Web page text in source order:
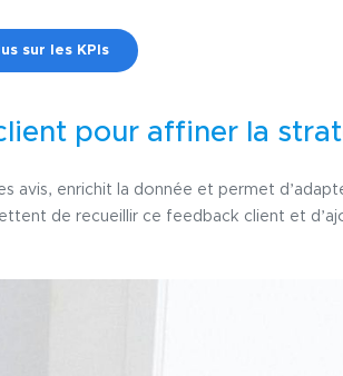
sur les KPIs
pour affiner la
avis, enrichit la donnée et permet
de recueillir ce feedback client et